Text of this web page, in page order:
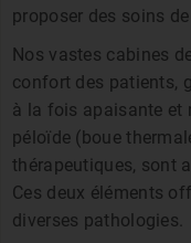
proposer des soins
Nos vastes cabines
confort des patients,
à la fois apaisante et
péloïde (boue
thérapeutiques, sont
Ces deux éléments
diverses pathologies.